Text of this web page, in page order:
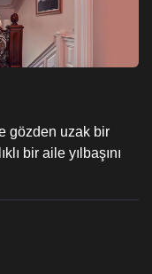
gözden uzak bir
bir aile yılbaşını